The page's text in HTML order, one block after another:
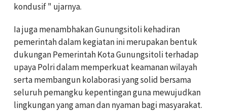
kondusif " ujarnya.
Ia juga menambhakan Gunungsitoli kehadiran
pemerintah dalam kegiatan ini merupakan bentuk
dukungan Pemerintah Kota Gunungsitoli terhadap
upaya Polri dalam memperkuat keamanan wilayah
serta membangun kolaborasi yang solid bersama
seluruh pemangku kepentingan guna mewujudkan
lingkungan yang aman dan nyaman bagi masyarakat.